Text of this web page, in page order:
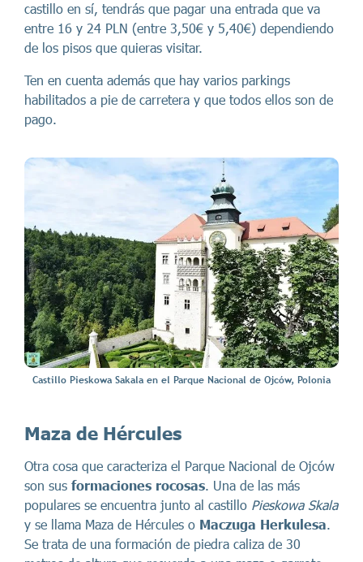
castillo en sí, tendrás que pagar una entrada que va
entre 16 y 24 PLN (entre 3,50€ y 5,40€) dependiendo
de los pisos que quieras visitar.
Ten en cuenta además que hay varios parkings
habilitados a pie de carretera y que todos ellos son de
pago.
Castillo Pieskowa Sakala en el Parque Nacional de Ojców, Polonia
Maza de Hércules
Otra cosa que caracteriza el Parque Nacional de Ojców
son sus formaciones rocosas. Una de las más
populares se encuentra junto al castillo Pieskowa Skala
y se llama Maza de Hércules o Maczuga Herkulesa.
Se trata de una formación de piedra caliza de 30